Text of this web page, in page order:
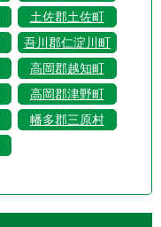
土佐郡土佐町
吾川郡仁淀川町
高岡郡越知町
高岡郡津野町
幡多郡三原村